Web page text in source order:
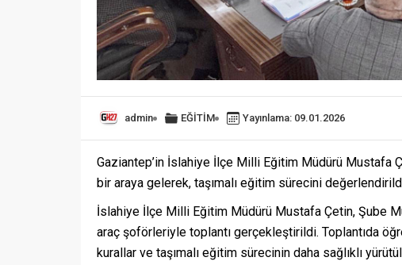
admin EĞİTİM Yayınlama: 09.01.2026
Gaziantep’in İslahiye İlçe Milli Eğitim Müdürü Mustafa
bir araya gelerek, taşımalı eğitim sürecini
İslahiye İlçe Milli Eğitim Müdürü Mustafa Çetin, Şube
araç şoförleriyle toplantı gerçekleştirildi. Toplantıda
kurallar ve taşımalı eğitim sürecinin daha sağlıklı